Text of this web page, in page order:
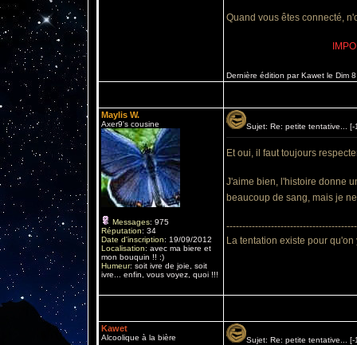
Quand vous êtes connecté,
Dernière édition par Kawet le Dim
Maylis W.
Axer9's cousine
Messages: 975
Réputation: 34
Date d'inscription: 19/09/2012
Localisation: avec ma biere et
mon bouquin !! :)
Humeur: soit ivre de joie, soit
ivre... enfin, vous voyez, quoi !!!
Sujet: Re: petite tentative...
Et oui, il faut toujours
J'aime bien, l'histoire donne
beaucoup de sang, mais je
La tentation existe pour qu'on
Kawet
Alcoolique à la bière Sujet: Re: petite tentative...